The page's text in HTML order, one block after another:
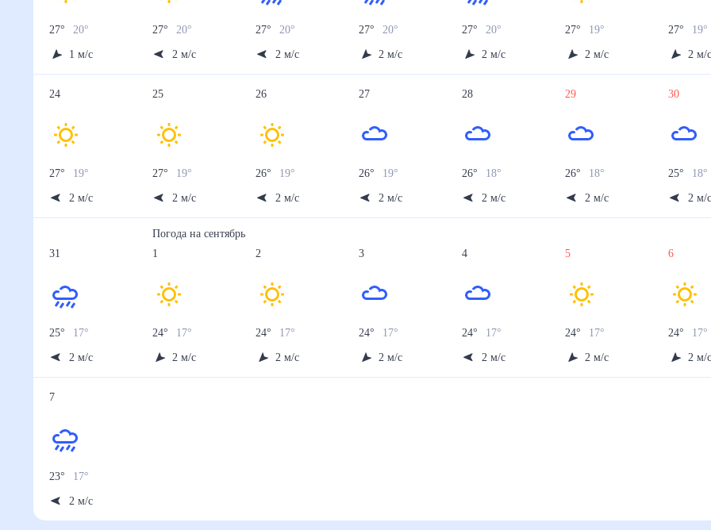
27° 20
1 м/с
27° 20
2 м/с
27° 20
2 м/с
27° 20
2 м/с
27° 20
2 м/с
27° 19°
2 м/с
27° 19°
2 м/
24
27° 19°
2 м/с
25
27° 19°
2 м/с
26
26° 19°
2 м/с
27
26° 19°
2 м/с
28
26° 18°
2 м/с
29
26° 18°
2 м/с
30
25° 18°
2 м/
31
25° 17°
2 м/с
Погода насентябрь
1
24° 17°
2 м/с
2
24° 17°
2 м/с
3
24° 17°
2 м/с
4
24° 17°
2 м/с
5
24° 17°
2 м/с
6
24° 17°
2 м/
7
23° 17°
2 м/с